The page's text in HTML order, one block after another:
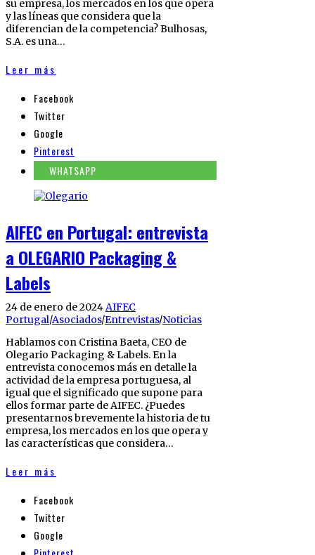
su empresa, los mercados en los que opera
y las líneas que considera que la
diferencian de la competencia? Bulhosas,
S.A. es una…
Leer más
Facebook
Twitter
Google
Pinterest
WHATSAPP
AIFEC en Portugal: entrevista
a OLEGARIO Packaging &
Labels
24 de enero de 2024AIFEC
Portugal/Asociados/Entrevistas/Noticias
Hablamos con Cristina Baeta, CEO de
Olegario Packaging & Labels. En la
entrevista conocemos más en detalle la
actividad de la empresa portuguesa, al
igual que el significado que supone para
ellos formar parte de AIFEC. ¿Puedes
presentarnos brevemente la historia de tu
empresa, los mercados en los que opera y
las características que considera…
Leer más
Facebook
Twitter
Google